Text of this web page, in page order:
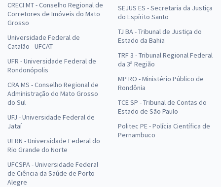
CRECI MT - Conselho Regional de
Corretores de Imóveis do Mato
Grosso
Universidade Federal de
Catalão - UFCAT
UFR - Universidade Federal de
Rondonópolis
CRA MS - Conselho Regional de
Administração do Mato Grosso
do Sul
UFJ - Universidade Federal de
Jataí
UFRN - Universidade Federal do
Rio Grande do Norte
UFCSPA - Universidade Federal
de Ciência da Saúde de Porto
Alegre
SEJUS ES - Secretaria da Justiça
do Espírito Santo
TJ BA - Tribunal de Justiça do
Estado da Bahia
TRF 3 - Tribunal Regional Federal
da 3ª Região
MP RO - Ministério Público de
Rondônia
TCE SP - Tribunal de Contas do
Estado de São Paulo
Politec PE - Polícia Científica de
Pernambuco